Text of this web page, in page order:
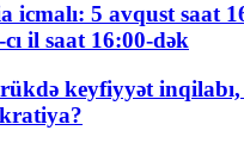
icmalı: 5 avqust saat
il saat 16:00-dək
keyfiyyət inqilabı,